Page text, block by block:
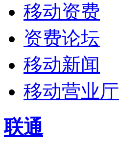
移动资费
资费论坛
移动新闻
移动营业厅
联通